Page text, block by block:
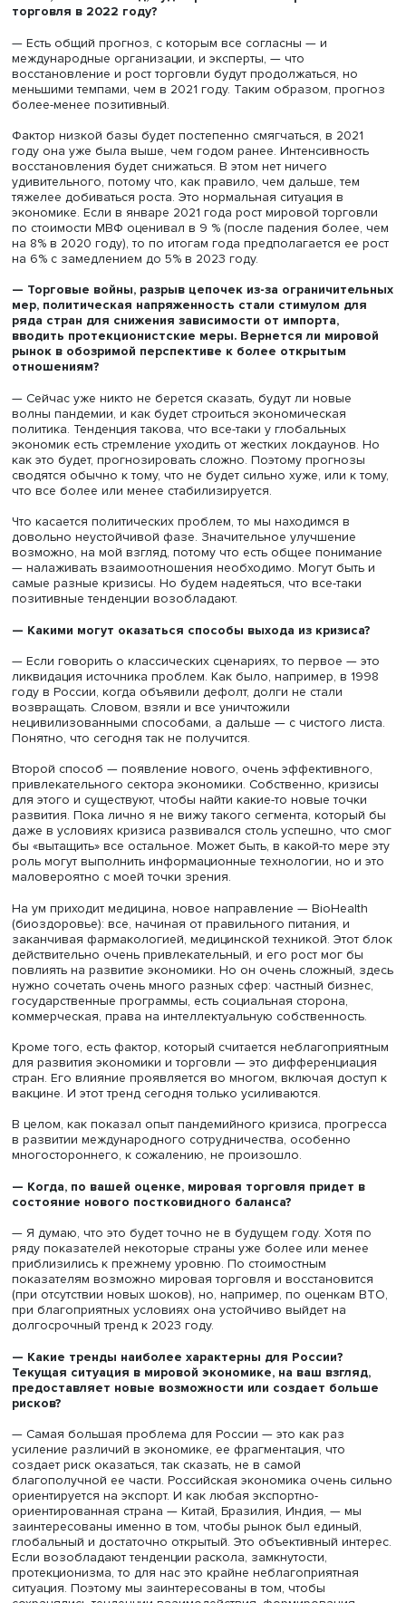
Робот-доставщик, фото: yandex.ru
И, наконец, прогнозы последних лет о переходе к
уточнения и гораздо более осторожного подхода, чем
было с самого начала. В реальности окажется, что все
гораздо труднее, гораздо затратнее, чем
Есть мнение, что климатическая повестка может стать
драйвером развития экономики. Но я в этом очень
— Как, на ваш взгляд, будет развиваться мировая
торговля в 2022 году?
— Есть общий прогноз, с которым все согласны — и
международные организации, и эксперты, — что
меньшими темпами, чем в 2021 году. Таким образом,
более-менее позитивный.
Фактор низкой базы будет постепенно смягчаться, в
году она уже была выше, чем годом ранее.
удивительного, потому что, как правило, чем дальше,
экономике. Если в январе 2021 года рост мировой
по стоимости МВФ оценивал в 9 % (после падения
на 8% в 2020 году), то по итогам года предполагается
на 6% с замедлением до 5% в 2023 году.
мер, политическая напряженность стали стимулом
ряда стран для снижения зависимости от импорта,
вводить протекционистские меры. Вернется ли
рынок в обозримой перспективе к более открытым
отношениям?
— Сейчас уже никто не берется сказать, будут ли новые
политика. Тенденция такова, что все-таки у глобальных
экономик есть стремление уходить от жестких
как это будет, прогнозировать сложно. Поэтому
сводятся обычно к тому, что не будет сильно хуже, или
что все более или менее стабилизируется.
Что касается политических проблем, то мы находимся в
довольно неустойчивой фазе. Значительное
возможно, на мой взгляд, потому что есть общее
— налаживать взаимоотношения необходимо. Могут
самые разные кризисы. Но будем надеяться, что все-
— Какими могут оказаться способы выхода из
— Если говорить о классических сценариях, то первое
ликвидация источника проблем. Как было, например, в
возвращать. Словом, взяли и все уничтожили
нецивилизованными способами, а дальше — с чистого
Понятно, что сегодня так не получится.
Второй способ — появление нового, очень
привлекательного сектора экономики. Собственно,
развития. Пока лично я не вижу такого сегмента,
даже в условиях кризиса развивался столь успешно,
бы «вытащить» все остальное. Может быть, в какой-то
роль могут выполнить информационные технологии, но
маловероятно с моей точки зрения.
На ум приходит медицина, новое направление —
(биоздоровье): все, начиная от правильного питания, и
заканчивая фармакологией, медицинской техникой.
действительно очень привлекательный, и его рост мог
повлиять на развитие экономики. Но он очень
нужно сочетать очень много разных сфер: частный
государственные программы, есть социальная сторона,
коммерческая, права на интеллектуальную